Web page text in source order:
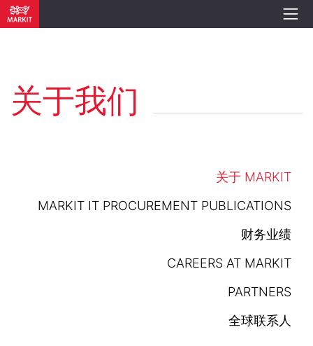
关于我们
关于 MARKIT
MARKIT IT PROCUREMENT PUBLICATIONS
财务业绩
CAREERS AT MARKIT
PARTNERS
全球联系人